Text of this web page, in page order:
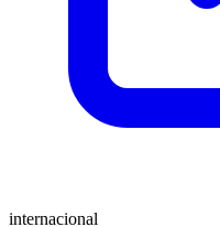
internacional